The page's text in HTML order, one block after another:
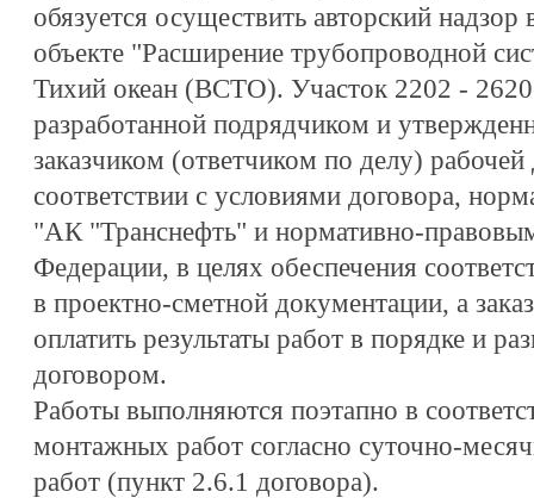
обязуется осуществить авторский надзор
объекте "Расширение трубопроводной
Тихий океан (ВСТО). Участок 2202 -
разработанной подрядчиком и
заказчиком (ответчиком по делу)
соответствии с условиями договора,
"АК "Транснефть" и нормативно-
Федерации, в целях обеспечения
в проектно-сметной документации, а
оплатить результаты работ в порядке и
договором.
Работы выполняются поэтапно в
монтажных работ согласно суточно-
работ (пункт 2.6.1 договора).